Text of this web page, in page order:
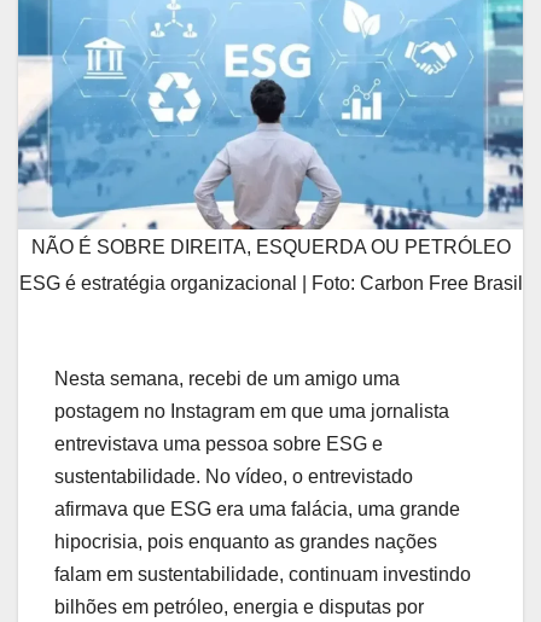
NÃO É SOBRE DIREITA, ESQUERDA OU PETRÓLEO
ESG é estratégia organizacional | Foto: Carbon Free Brasil
Nesta semana, recebi de um amigo uma
postagem no Instagram em que uma jornalista
entrevistava uma pessoa sobre ESG e
sustentabilidade. No vídeo, o entrevistado
afirmava que ESG era uma falácia, uma grande
hipocrisia, pois enquanto as grandes nações
falam em sustentabilidade, continuam investindo
bilhões em petróleo, energia e disputas por